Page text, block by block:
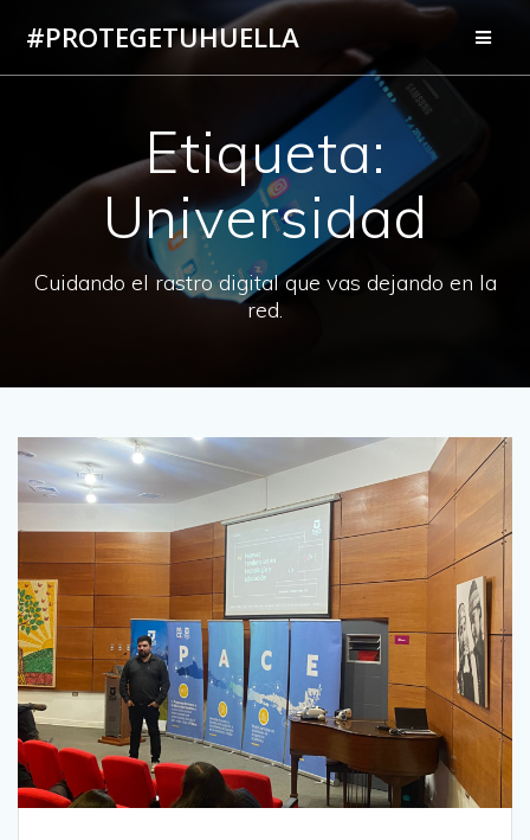
Saltar
#PROTEGETUHUELLA
Etiqueta:
Universidad
Cuidando el rastro digital que vas dejando en la
red.